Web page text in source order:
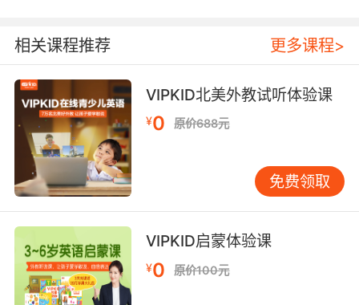
解和运用语言。例如，可以设计一个“运动日”的
主题活动，让孩子在模拟跑步、跳绳等运动后，
用英语表达自己的感受。这种亲身体验不仅能让
孩子深刻理解“气喘吁吁”的含义，还能培养他们
的语言表达能力。
在情景化教学中，教师还可以引导孩子观察周围
人的呼吸状态，并用英语进行描述。例如，当看
到同学跑完后喘着粗气，可以问：“Why does he
look so tired?” 孩子可能会回答：“Because he's
out of breath.” 这种互动不仅能提高孩子的观察
力，还能让他们在实际交流中灵活运用所学词
汇。
相关课程推荐 更多课程>
VIPKID北美外教试听体验课
¥0 原价688元
免费领取
VIPKID启蒙体验课
¥0 原价100元